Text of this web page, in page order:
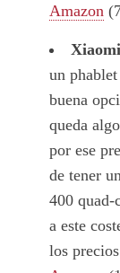
Amazon
un
buena
queda
por ese
de tener
400 quad-
a este
los